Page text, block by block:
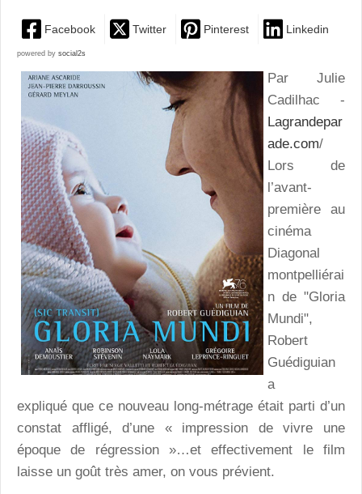
Facebook Twitter Pinterest Linkedin
powered by social2s
Par Julie
Cadilhac -
Lagrandepar
ade.com/
Lors de
l’avant-
première au
cinéma
Diagonal
montpelliérai
n de "Gloria
Mundi",
Robert
Guédiguian
a
expliqué que ce nouveau long-métrage était parti d’un
constat affligé, d’une « impression de vivre une
époque de régression »…et effectivement le film
laisse un goût très amer, on vous prévient.